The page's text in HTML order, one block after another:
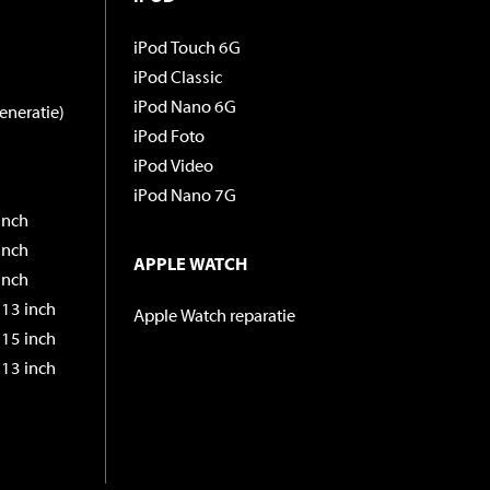
inch
inch
inch
iPod Touch 6G
iPod Classic
iPod Nano 6G
iPod Foto
iPod Video
iPod Nano 7G
APPLE WATCH
Apple Watch reparatie